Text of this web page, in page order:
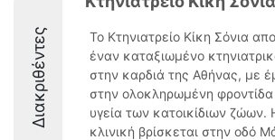
Διακριθέντες
Το Κτηνιατρείο Κίκη Σόνια
έναν καταξιωμένο
στην καρδιά της Αθήνας, με
στην ολοκληρωμένη φροντίδα
υγεία των κατοικίδιων ζώων.
κλινική βρίσκεται στην οδό